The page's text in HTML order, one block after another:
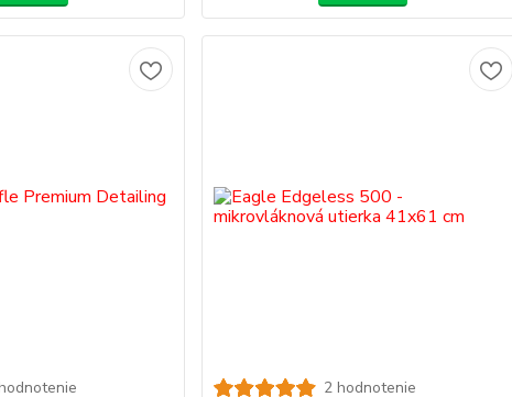
2 hodnotenie